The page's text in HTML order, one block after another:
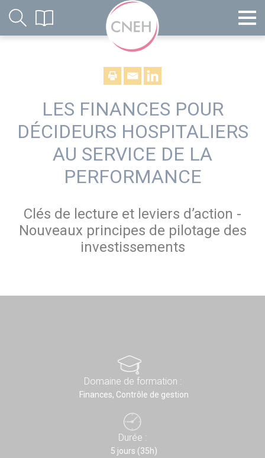
LES FINANCES POUR
DÉCIDEURS HOSPITALIERS
AU SERVICE DE LA
PERFORMANCE
Clés de lecture et leviers d’action -
Nouveaux principes de pilotage des
investissements
Domaine de formation :
Finances, Contrôle de gestion
Durée :
5 jours (35h)